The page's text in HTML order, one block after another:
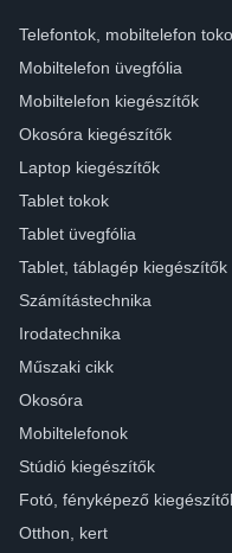
Telefontok, mobiltelefon
Mobiltelefon üvegfólia
Mobiltelefon kiegészítők
Okosóra kiegészítők
Laptop kiegészítők
Tablet tokok
Tablet üvegfólia
Tablet, táblagép kiegészítők
Számítástechnika
Irodatechnika
Műszaki cikk
Okosóra
Mobiltelefonok
Stúdió kiegészítők
Fotó, fényképező
Otthon, kert